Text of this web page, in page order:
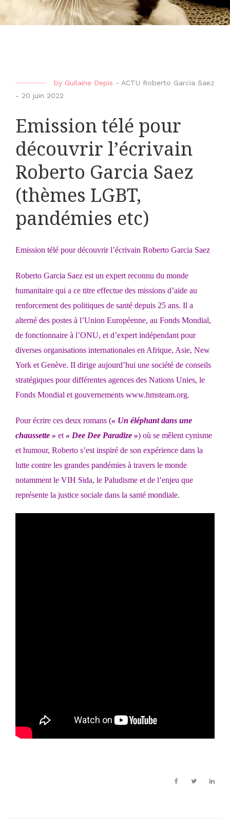
by Guilaine Depis - ACTU Roberto Garcia Saez
- 20 juin 2022
Emission télé pour
découvrir l’écrivain
Roberto Garcia Saez
(thèmes LGBT,
pandémies etc)
Emission télé pour découvrir l’écrivain Roberto Garcia Saez
Roberto Garcia Saez est un expert reconnu du monde
humanitaire qui a ce titre effectue des missions d’aide au
renforcement des politiques de santé depuis 25 ans. Il a
alterné des postes à l’Union Européenne, au Fonds Mondial,
de fonctionnaire à l’ONU, et d’expert indépendant pour
diverses organisations internationales en Afrique, Asie, New
York et Genève. II dirige aujourd’hui une société de conseils
stratégiques pour différentes agences des Nations Unies, le
Fonds Mondial et gouvernements www.hmsteam.org.
Pour écrire ces deux romans (« Un éléphant dans une
chaussette » et « Dee Dee Paradize ») où se mêlent cynisme
et humour, Roberto s’est inspiré de son expérience dans la
lutte contre les grandes pandémies à travers le monde
notamment le VIH Sida, le Paludisme et de l’enjeu que
représente la justice sociale dans la santé mondiale.